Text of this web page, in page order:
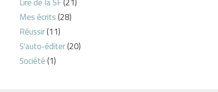
Mes écrits(28)
Réussir(11)
S'auto-éditer(20)
Société(1)